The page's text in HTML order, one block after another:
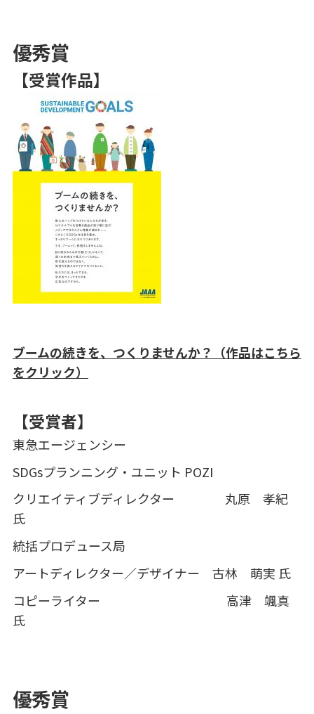
優秀賞
【受賞作品】
ブームの続きを、つくりませんか？
（作品はこちら
をクリック）
【受賞者】
東急エージェンシー
SDGsプランニング・ユニット POZI
クリエイティブディレクター 丸原 孝紀
氏
統括プロデュース局
アートディレクター／デザイナー 古林 萌実 氏
コピーライター 高津 颯真
氏
優秀賞